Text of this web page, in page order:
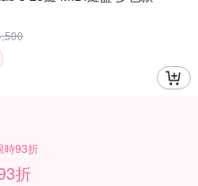
時93折
折